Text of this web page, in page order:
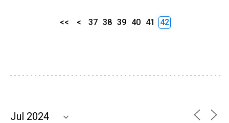
<< < 37 38 39 40 41 42